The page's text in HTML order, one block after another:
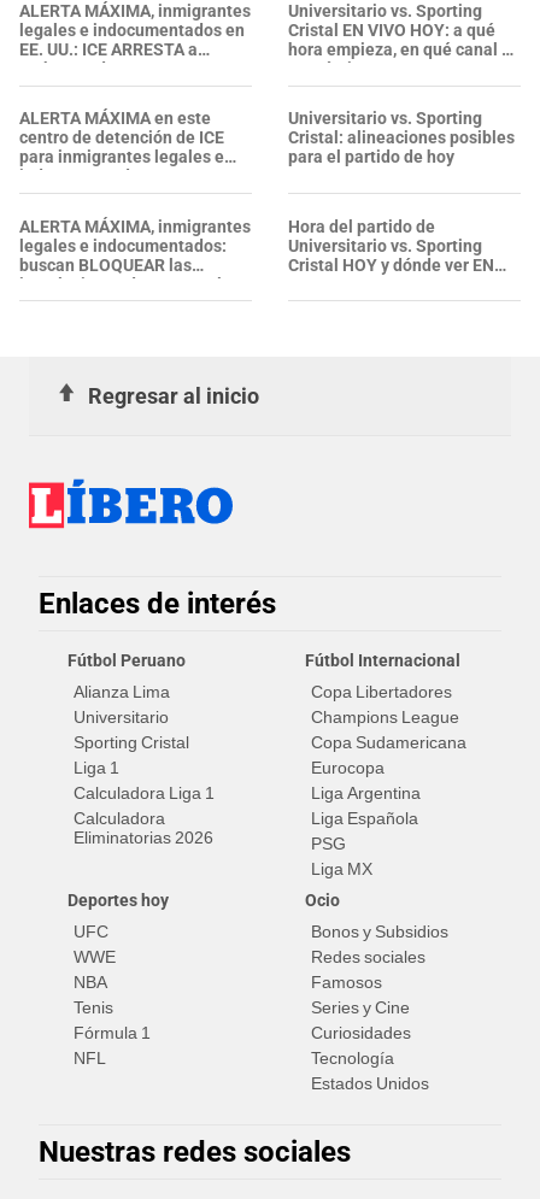
ALERTA MÁXIMA, inmigrantes
legales e indocumentados en
EE. UU.: ICE ARRESTA a
embarazada en aeropuerto;
su prometido EXPONE
situación
ALERTA MÁXIMA en este
centro de detención de ICE
para inmigrantes legales e
indocumentados en EE. UU.:
SALVADOREÑO falleció tras
sufrir una "emergencia
médica"
ALERTA MÁXIMA, inmigrantes
legales e indocumentados:
buscan BLOQUEAR las
instalaciones de ICE; revelan
PLAN de acción de legislador
Universitario vs. Sporting
Cristal EN VIVO HOY: a qué
hora empieza, en qué canal y
pronóstico
Universitario vs. Sporting
Cristal: alineaciones posibles
para el partido de hoy
Hora del partido de
Universitario vs. Sporting
Cristal HOY y dónde ver EN
Regresar al inicio
Enlaces de interés
Fútbol Peruano
Alianza Lima
Universitario
Sporting Cristal
Liga 1
Calculadora Liga 1
Calculadora
Eliminatorias 2026
Fútbol Internacional
Copa Libertadores
Champions League
Copa Sudamericana
Eurocopa
Liga Argentina
Liga Española
PSG
Liga MX
Deportes hoy
UFC
WWE
NBA
Tenis
Fórmula 1
NFL
Ocio
Bonos y Subsidios
Redes sociales
Famosos
Series y Cine
Curiosidades
Tecnología
Estados Unidos
Nuestras redes sociales